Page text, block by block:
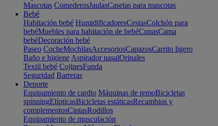
Mascotas ComederosJaulasCasetas para mascotas
Bebé
Habitación bebé HumidificadoresCestasColchón para
bebéMuebles para habitación de bebéCunasCama
bebéDecoración bebé
Paseo CocheMochilasAccesoriosCapazosCarrito ligero
Baño e higiene Aspirador nasalOrinales
Textil bebé CojinesFunda
Seguridad Barreras
Deporte
Equipamiento de cardio Máquinas de remoBicicletas
spinningElípticasBicicletas estáticasRecambios y
complementosCintasRodillos
Equipamiento de musculación